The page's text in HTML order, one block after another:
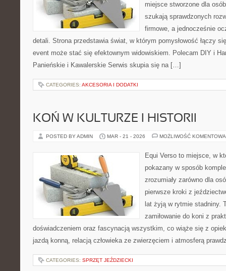
miejsce stworzone dla
szukają sprawdzonych
firmowe, a jednocześnie
detali. Strona przedstawia świat, w którym pomysłowość łączy
event może stać się efektownym widowiskiem. Polecam DIY i
Panieńskie i Kawalerskie Serwis skupia się na […]
CATEGORIES: AKCESORIA I DODATKI
KOŃ W KULTURZE I HISTORII
POSTED BY ADMIN MAR - 21 - 2026 MOŻLIWOŚĆ
Equi Verso to miejsce, w
pokazany w sposób
zrozumiały zarówno dla
pierwsze kroki z
lat żyją w rytmie stadniny.
zamiłowanie do koni z
doświadczeniem oraz fascynacją wszystkim, co wiąże się z
jazdą konną, relacją człowieka ze zwierzęciem i atmosferą
CATEGORIES: SPRZĘT JEŹDZIECKI